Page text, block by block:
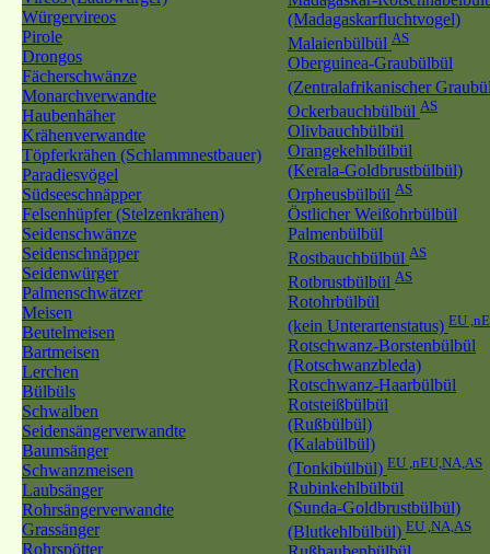
Würgervireos
Pirole
Drongos
Fächerschwänze
Monarchverwandte
Haubenhäher
Krähenverwandte
Töpferkrähen (Schlammnestbauer)
Paradiesvögel
Südseeschnäpper
Felsenhüpfer (Stelzenkrähen)
Seidenschwänze
Seidenschnäpper
Seidenwürger
Palmenschwätzer
Meisen
Beutelmeisen
Bartmeisen
Lerchen
Bülbüls
Schwalben
Seidensängerverwandte
Baumsänger
Schwanzmeisen
Laubsänger
Rohrsängerverwandte
Grassänger
Rohrspötter
(Madagaskarfluchtvogel)
Malaienbülbül AS
Oberguinea-Graubülbül
(Zentralafrikanischer
Ockerbauchbülbül AS
Olivbauchbülbül
Orangekehlbülbül
(Kerala-Goldbrustbülbül)
Orpheusbülbül AS
Östlicher Weißohrbülbül
Palmenbülbül
Rostbauchbülbül AS
Rotbrustbülbül AS
Rotohrbülbül
(kein Unterartenstatus) EU
Rotschwanz-Borstenbülbül
(Rotschwanzbleda)
Rotschwanz-Haarbülbül
Rotsteißbülbül
(Rußbülbül)
(Kalabülbül)
(Tonkibülbül) EU ,nEU,NA,AS
Rubinkehlbülbül
(Sunda-Goldbrustbülbül)
(Blutkehlbülbül) EU ,NA,AS